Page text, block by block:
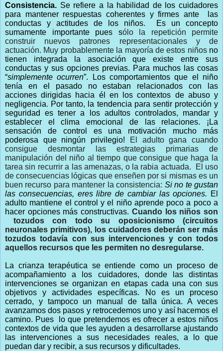
Consistencia. Se refiere a la habilidad de los cuidadores
para mantener respuestas coherentes y firmes ante las
conductas y actitudes de los niños. Es un concepto
sumamente importante pues sólo la repetición permite
construir nuevos patrones representacionales y de
actuación. Muy probablemente la mayoría de estos niños no
tienen integrada la asociación que existe entre sus
conductas y sus opciones previas. Para muchos las cosas
“simplemente ocurren”. Los comportamientos que el niño
tenía en el pasado no estaban relacionados con las
acciones dirigidas hacia él en los contextos de abuso y
negligencia. Por tanto, la tendencia para sentir protección y
seguridad es tener a los adultos controlados, mandar y
establecer el clima emocional de las relaciones. ¡La
sensación de control es una motivación mucho más
poderosa que ningún privilegio!
El adulto gana cuando
consigue desmontar las estrategias primarias de
manipulación del niño al tiempo que consigue que haga la
tarea sin recurrir a las amenazas, o la rabia actuada. El uso
de consecuencias lógicas que enseñen por si mismas es un
buen recurso para mantener la consistencia: Si no te gustan
las consecuencias, eres libre de cambiar las opciones. El
adulto mantiene el control y el niño aprende poco a poco a
hacer opciones más constructivas. Cuando los niños son
tozudos con todo su oposicionismo (circuitos
neuronales primitivos), los cuidadores deberán ser más
tozudos todavía con sus intervenciones y con todos
aquellos recursos que les permiten no desregularse.
La crianza terapéutica se entiende como un proceso de
acompañamiento a los cuidadores, donde las distintas
intervenciones se organizan en etapas cada una con sus
objetivos y actividades específicas. No es un proceso
cerrado, y tampoco un manual de talla única. A veces
avanzamos dos pasos y retrocedemos uno y así hacemos el
camino. Pues lo que pretendemos es ofrecer a estos niños
contextos de vida que les ayuden a desarrollarse ajustando
las intervenciones a sus necesidades reales, a lo que
puedan dar y recibir, a sus recursos y dificultades.